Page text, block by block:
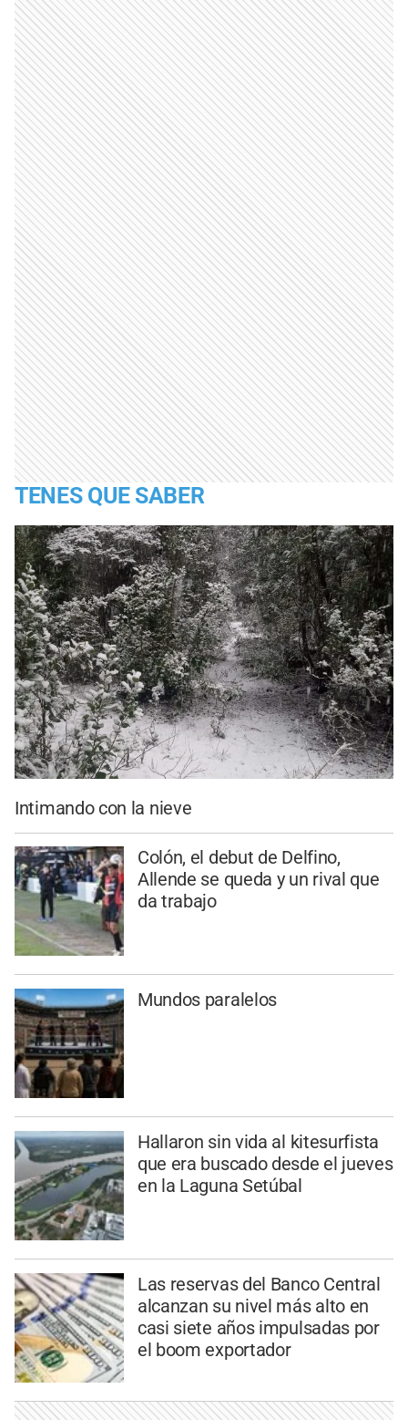
TENES QUE SABER
Intimando con la nieve
Colón, el debut de Delfino,
Allende se queda y un rival que
da trabajo
Mundos paralelos
Hallaron sin vida al kitesurfista
que era buscado desde el jueves
en la Laguna Setúbal
Las reservas del Banco Central
alcanzan su nivel más alto en
casi siete años impulsadas por
el boom exportador